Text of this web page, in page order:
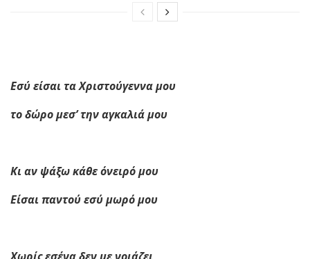
Εσύ είσαι τα Χριστούγεννα μου
το δώρο μεσ’ την αγκαλιά μου
Κι αν ψάξω κάθε όνειρό μου
Είσαι παντού εσύ μωρό μου